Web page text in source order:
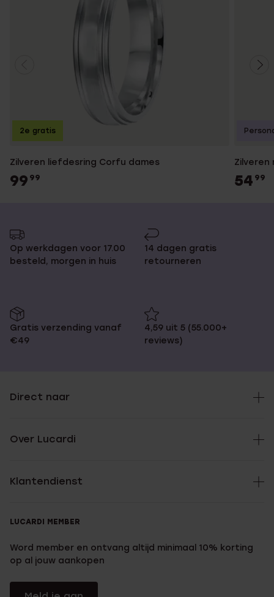
Zilveren liefdesring Corfu dames
99 99
2e gratis
54 99
Op werkdagen voor 17.00
besteld, morgen in huis
14 dagen gratis
retourneren
Gratis verzending vanaf
€49
4,59 uit 5 (55.000+
reviews)
Direct naar
Over Lucardi
Klantendienst
LUCARDI MEMBER
Word member en ontvang altijd minimaal 10% korting
op al jouw aankopen